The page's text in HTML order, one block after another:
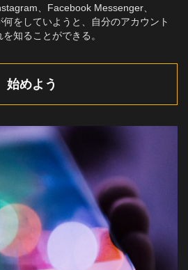
、Facebook Messenger、
をしていようと、自分のアカウント
知ることができる。
始めよう